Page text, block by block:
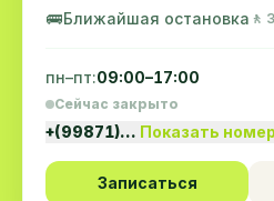
🚌Ближайшая остановка 🚶
пн–пт:09:00–17:00
Сейчас закрыто
+(99871)… Показать номер
Записаться